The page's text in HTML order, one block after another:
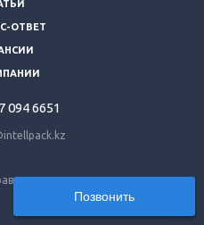
ОТВЕТ
094 6651
защищены.
Позвонить